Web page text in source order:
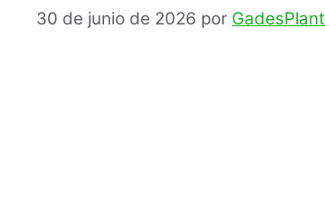
30 de junio de 2026 por GadesPlant